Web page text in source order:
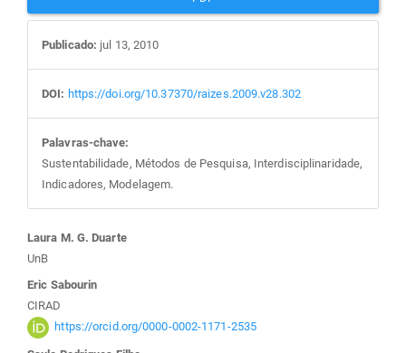
Publicado: jul 13, 2010
DOI: https://doi.org/10.37370/raizes.2009.v28.302
Palavras-chave:
Sustentabilidade, Métodos de Pesquisa, Interdisciplinaridade,
Indicadores, Modelagem.
Conteúdo
do
artigo
Laura M. G. Duarte
UnB
Eric Sabourin
CIRAD
https://orcid.org/0000-0002-1171-2535